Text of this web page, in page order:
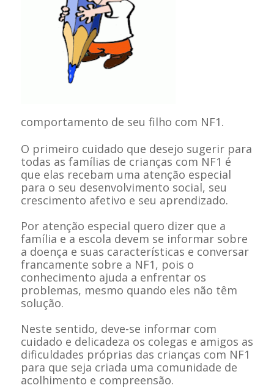
comportamento de seu filho com NF1.
O primeiro cuidado que desejo sugerir para
todas as famílias de crianças com NF1 é
que elas recebam uma atenção especial
para o seu desenvolvimento social, seu
crescimento afetivo e seu aprendizado.
Por atenção especial quero dizer que a
família e a escola devem se informar sobre
a doença e suas características e conversar
francamente sobre a NF1, pois o
conhecimento ajuda a enfrentar os
problemas, mesmo quando eles não têm
solução.
Neste sentido, deve-se informar com
cuidado e delicadeza os colegas e amigos as
dificuldades próprias das crianças com NF1
para que seja criada uma comunidade de
acolhimento e compreensão.